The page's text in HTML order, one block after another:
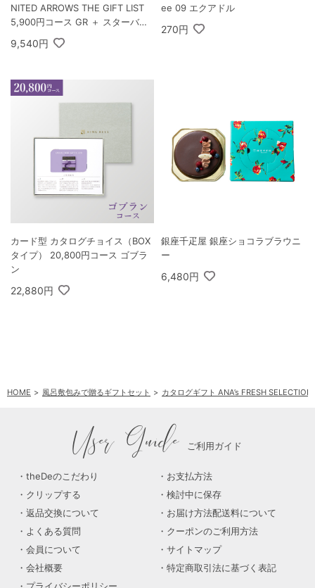
NITED ARROWS THE GIFT LIST
5,900円コース GR ＋ スターバッ
クス オリガミ パーソナルドリップ
コーヒーギフトB
9,540円
ee 09 エクアドル
270円
カード型 カタログチョイス（BOX
タイプ） 20,800円コース ゴブラ
ン
22,880円
銀座千疋屋 銀座ショコラブラウニ
ー
6,480円
HOME 風呂敷包みで贈るギフトセット カタログギフト ANA’s FRESH
User Guide ご利用ガイド
theDeのこだわり
お支払方法
クリップする
検討中に保存
返品交換について
お届け方法配送料について
よくある質問
クーポンのご利用方法
会員について
サイトマップ
会社概要
特定商取引法に基づく表記
プライバシーポリシー